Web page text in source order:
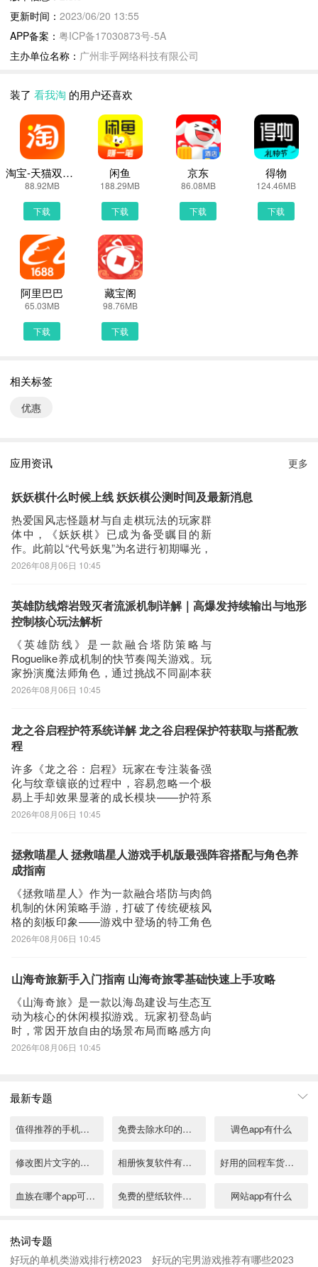
3. 增加账号注销功能。
荚或者PP助手等手机助手里面一键下载安装！也可以通过电脑端用
下载也是可以的，下面就为大家介绍下手机网页怎么下载最新看我淘
2.3.9
第一步：
首先，我们手机里要有一个浏览器，小编比较喜欢用UC浏览器，当
然可以用手机都是自带网页浏览器的，我这边使用的是华为手机下载
最新看我淘
第二步：
打开UC浏览器或者自带浏览器，我们在地址栏上直接输入最新看我
淘下载安装或者最新看我淘APP下载。然后点击搜索，我们可以看到
搜索结果罗列出来，里面都是有看我淘下载的相关信息下载网站，当
然推荐大家选择PP助手、豌豆荚这类比较知名的网站下载更加安全
供了看我淘的下载链接，有安全下载和普通下载，能选择安全的最好
还是选择安全下载
路径根据个人喜爱可改可不改，这边小编选择默认路径。单击确定，
步：
回到手机桌面就可以看到已经安装好的最新看我淘2.3.9，点击看我
淘APP图标进入欢迎页就可以开始使用了
更新时间： 2023/06/20 13:55
APP备案： 粤ICP备17030873号-5A
主办单位名称： 广州非乎网络科技有限公司
装了 看我淘 的用户还喜欢
淘宝-天猫双11全球狂欢季
88.92MB
下载
闲鱼
188.29MB
下载
京东
86.08MB
下载
得物
124.46MB
下载
阿里巴巴
65.03MB
下载
藏宝阁
98.76MB
下载
相关标签
优惠
应用资讯 更多
妖妖棋什么时候上线 妖妖棋公测时间及最新消息
热爱国风志怪题材与自走棋玩法的玩家群
体中，《妖妖棋》已成为备受瞩目的新
作。此前以“代号妖鬼”为名进行初期曝光，
凭借极具辨识度的中式美学风格与突破性
走棋手游前列。关于《妖妖棋》何时正式
上线，已成为玩家社区高频提问的核心议
2026年08月06日 10:45
英雄防线熔岩毁灭者流派机制详解｜高爆发持续输出与地形
控制核心玩法解析
《英雄防线》是一款融合塔防策略与
Roguelike养成机制的快节奏闯关游戏。玩
家扮演魔法师角色，通过挑战不同副本获
取稀有资源，逐步构建个性化战斗体系。
性，专精于突破高护甲、高血量及元素免
疫型Boss的防御壁垒。该流派属于纯输
2026年08月06日 10:45
龙之谷启程护符系统详解 龙之谷启程保护符获取与搭配教
程
许多《龙之谷：启程》玩家在专注装备强
化与纹章镶嵌的过程中，容易忽略一个极
易上手却效果显著的成长模块——护符系
统。事实上，护符并非边缘化养成项，而
其在角色基础属性与技能表现层面具备可
观提升空间，已成为高阶玩家拉开实战差
2026年08月06日 10:45
拯救喵星人 拯救喵星人游戏手机版最强阵容搭配与角色养
成指南
《拯救喵星人》作为一款融合塔防与肉鸽
机制的休闲策略手游，打破了传统硬核风
格的刻板印象——游戏中登场的特工角色
全部以萌系猫咪形象呈现，整体美术风格
有专注单体输出的核心战力，也有承担群
位。玩家在构筑
2026年08月06日 10:45
山海奇旅新手入门指南 山海奇旅零基础快速上手攻略
《山海奇旅》是一款以海岛建设与生态互
动为核心的休闲模拟游戏。玩家初登岛屿
时，常因开放自由的场景布局而略感方向
不明——岛上资源、建筑、生物均呈非线
历一定适应期才能顺畅进入核心玩法。本
2026年08月06日 10:45
最新专题
值得推荐的手机画图软件有什么 免费去除水印的软件 调色app有什么
修改图片文字的软件精选 相册恢复软件有哪些 好用的回程车货运app推荐
血族在哪个app可以看 免费的壁纸软件推荐 网站app有什么
好用的安卓手机推荐 提醒事项app推荐 你若安好便是晴天在哪个app播出
热词专题
好玩的单机类游戏排行榜2023 好玩的宅男游戏推荐有哪些2023